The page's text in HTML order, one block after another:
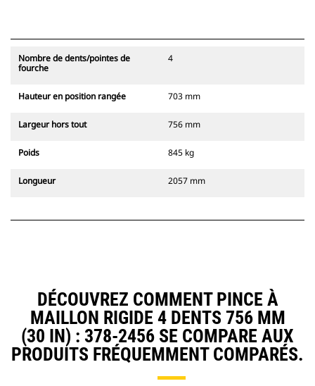
Nombre de dents/pointes de
fourche
4
Hauteur en position rangée 703 mm
Largeur hors tout 756 mm
Poids 845 kg
Longueur 2057 mm
DÉCOUVREZ COMMENT PINCE À
MAILLON RIGIDE 4 DENTS 756 MM
(30 IN) : 378-2456 SE COMPARE AUX
PRODUITS FRÉQUEMMENT COMPARÉS.